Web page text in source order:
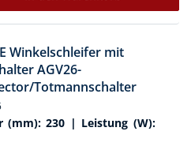
Winkelschleifer mit
AGV26-
Totmannschalter
(mm): 230 | Leistung (W):